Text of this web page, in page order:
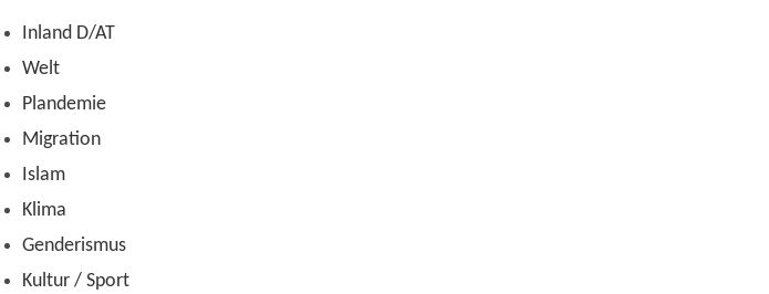
Zum
Inhalt
Inland D/AT
Welt
Plandemie
Migration
Islam
Klima
Genderismus
Kultur / Sport